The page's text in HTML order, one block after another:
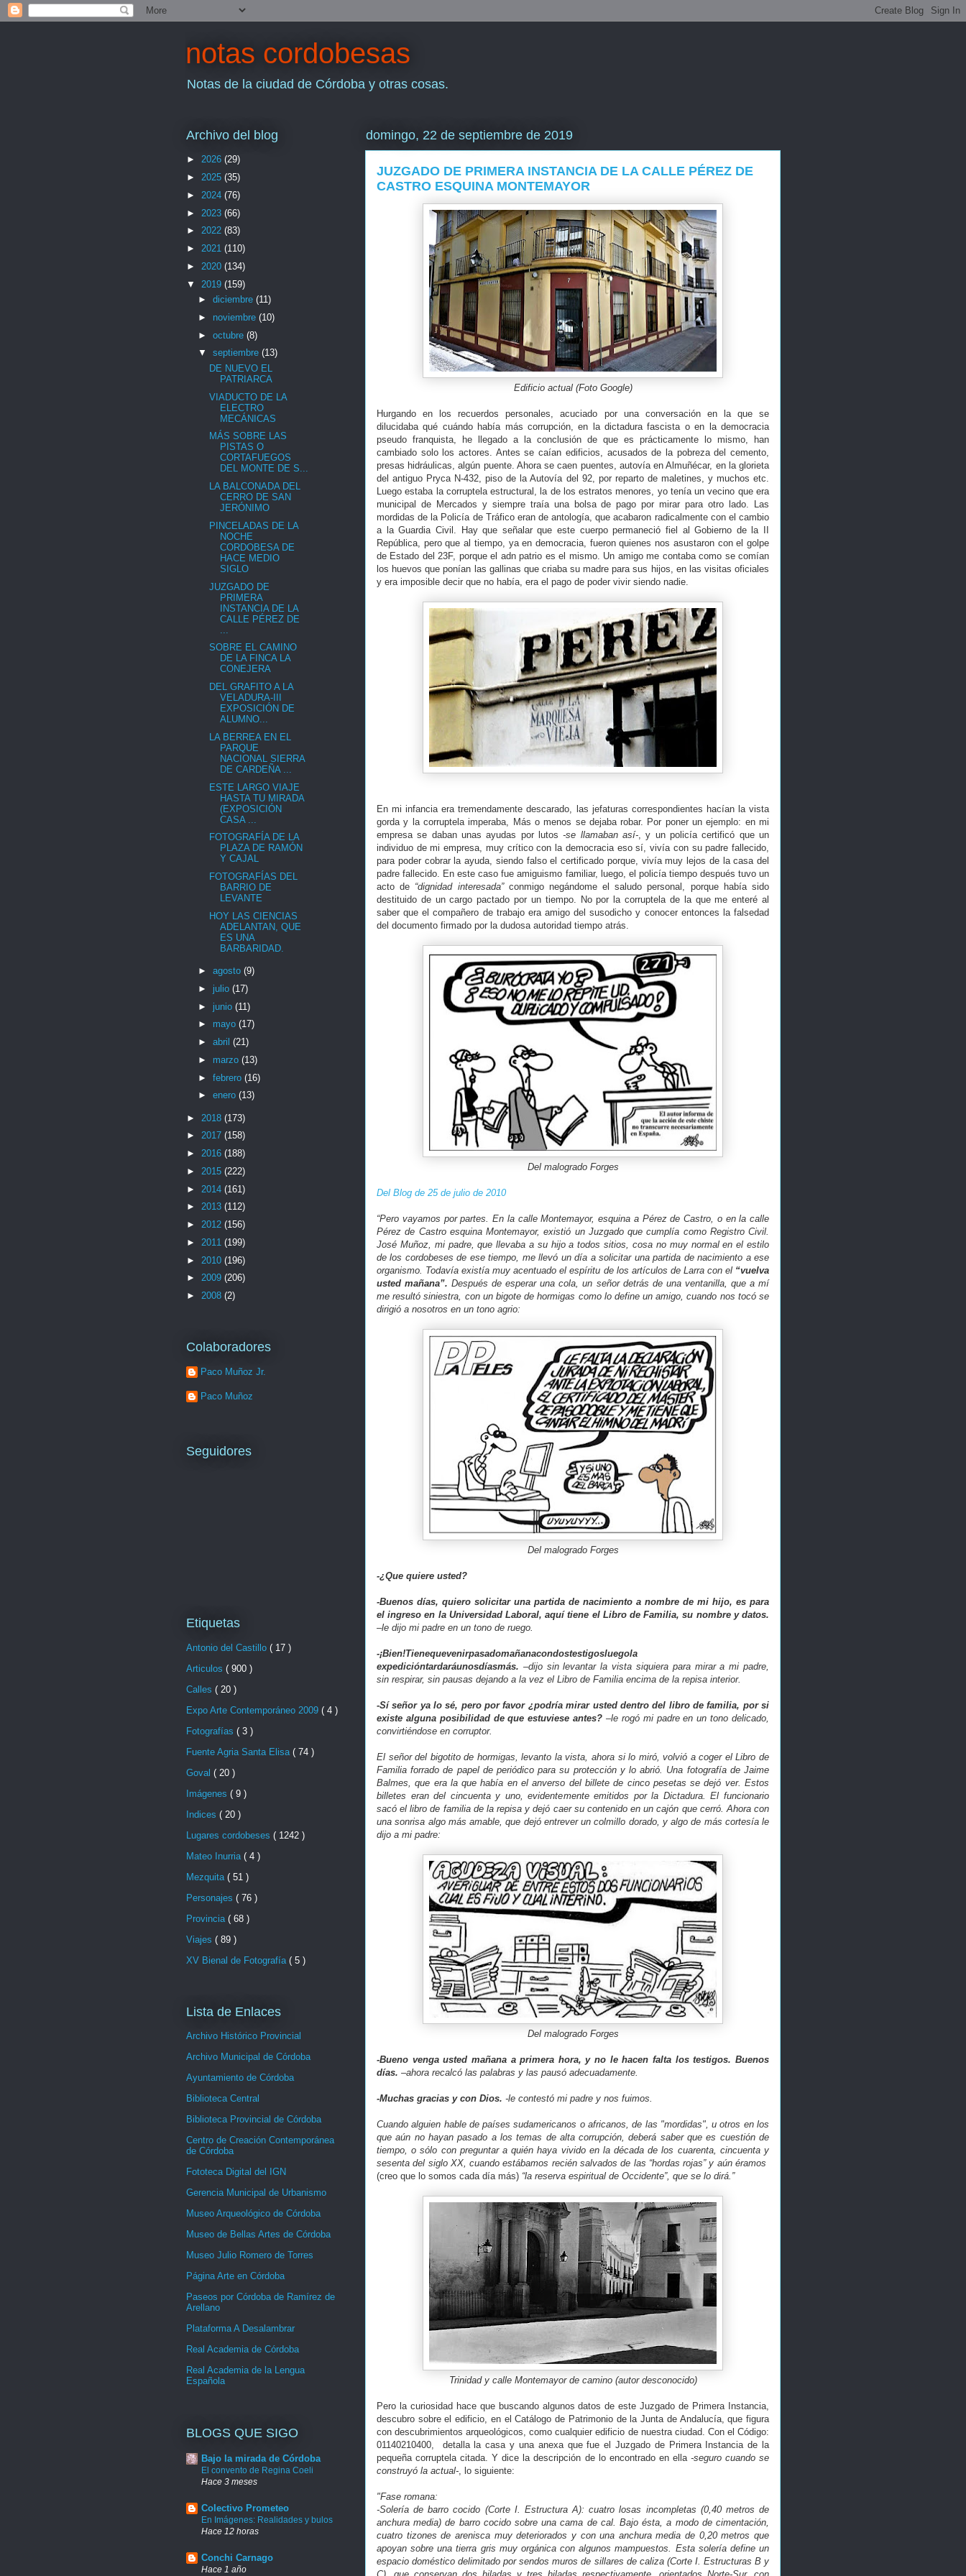
notas cordobesas
Notas de la ciudad de Córdoba y otras cosas.
domingo, 22 de septiembre de 2019
JUZGADO DE PRIMERA INSTANCIA DE LA CALLE PÉREZ DE
CASTRO ESQUINA MONTEMAYOR
Edificio actual (Foto Google)
Hurgando en los recuerdos personales, acuciado por una conversación en la que se
dilucidaba qué cuándo había más corrupción, en la dictadura fascista o en la democracia
pseudo franquista, he llegado a la conclusión de que es prácticamente lo mismo, han
cambiado solo los actores. Antes se caían edificios, acusados de la pobreza del cemento,
presas hidráulicas, algún puente. Ahora se caen puentes, autovía en Almuñécar, en la glorieta
del antiguo Pryca N-432, piso de la Autovía del 92, por reparto de maletines, y muchos etc.
Luego estaba la corruptela estructural, la de los estratos menores, yo tenía un vecino que era
municipal de Mercados y siempre traía una bolsa de pago por mirar para otro lado. Las
mordidas de la Policía de Tráfico eran de antología, que acabaron radicalmente con el cambio
a la Guardia Civil. Hay que señalar que este cuerpo permaneció fiel al Gobierno de la II
República, pero que al tiempo, ya en democracia, fueron quienes nos asustaron con el golpe
de Estado del 23F, porque el adn patrio es el mismo. Un amigo me contaba como se comían
los huevos que ponían las gallinas que criaba su madre para sus hijos, en las visitas oficiales
y era imposible decir que no había, era el pago de poder vivir siendo nadie.
En mi infancia era tremendamente descarado, las jefaturas correspondientes hacían la vista
gorda y la corruptela imperaba, Más o menos se dejaba robar. Por poner un ejemplo: en mi
empresa se daban unas ayudas por lutos-se llamaban así-, y un policía certificó que un
individuo de mi empresa, muy crítico con la democracia eso sí, vivía con su padre fallecido,
para poder cobrar la ayuda, siendo falso el certificado porque, vivía muy lejos de la casa del
padre fallecido. En este caso fue amiguismo familiar, luego, el policía tiempo después tuvo un
acto de “dignidad interesada”conmigo negándome el saludo personal, porque había sido
destituido de un cargo pactado por un tiempo. No por la corruptela de la que me enteré al
saber que el compañero de trabajo era amigo del susodicho y conocer entonces la falsedad
del documento firmado por la dudosa autoridad tiempo atrás.
Del malogrado Forges
Del Blog de 25 de julio de 2010
“Pero vayamos por partes. En la calle Montemayor, esquina a Pérez de Castro, o en la calle
Pérez de Castro esquina Montemayor, existió un Juzgado que cumplía como Registro Civil.
José Muñoz, mi padre, que llevaba a su hijo a todos sitios, cosa no muy normal en el estilo
de los cordobeses de ese tiempo, me llevó un día a solicitar una partida de nacimiento a ese
organismo. Todavía existía muy acentuado el espíritu de los artículos de Larra con el “vuelva
usted mañana”. Después de esperar una cola, un señor detrás de una ventanilla, que a mí
me resultó siniestra, con un bigote de hormigas como lo define un amigo, cuando nos tocó se
dirigió a nosotros en un tono agrio:
Del malogrado Forges
-¿Que quiere usted?
-Buenos días, quiero solicitar una partida de nacimiento a nombre de mi hijo, es para
el ingreso en la Universidad Laboral, aquí tiene el Libro de Familia, su nombre y datos.
–le dijo mi padre en un tono de ruego.
-¡Bien!Tienequevenirpasadomañanacondostestigosluegola
expedicióntardaráunosdíasmás. –dijo sin levantar la vista siquiera para mirar a mi padre,
sin respirar, sin pausas dejando a la vez el Libro de Familia encima de la repisa interior.
-Sí señor ya lo sé, pero por favor ¿podría mirar usted dentro del libro de familia, por si
existe alguna posibilidad de que estuviese antes? –le rogó mi padre en un tono delicado,
convirtiéndose en corruptor.
El señor del bigotito de hormigas, levanto la vista, ahora si lo miró, volvió a coger el Libro de
Familia forrado de papel de periódico para su protección y lo abrió. Una fotografía de Jaime
Balmes, que era la que había en el anverso del billete de cinco pesetas se dejó ver. Estos
billetes eran del cincuenta y uno, evidentemente emitidos por la Dictadura. El funcionario
sacó el libro de familia de la repisa y dejó caer su contenido en un cajón que cerró. Ahora con
una sonrisa algo más amable, que dejó entrever un colmillo dorado, y algo de más cortesía le
dijo a mi padre:
Del malogrado Forges
-Bueno venga usted mañana a primera hora, y no le hacen falta los testigos. Buenos
días. –ahora recalcó las palabras y las pausó adecuadamente.
-Muchas gracias y con Dios. -le contestó mi padre y nos fuimos.
Cuando alguien hable de países sudamericanos o africanos, de las "mordidas", u otros en los
que aún no hayan pasado a los temas de alta corrupción, deberá saber que es cuestión de
tiempo, o sólo con preguntar a quién haya vivido en la década de los cuarenta, cincuenta y
sesenta del siglo XX, cuando estábamos recién salvados de las “hordas rojas” y aún éramos
(creo que lo somos cada día más) “la reserva espiritual de Occidente”, que se lo dirá.”
Trinidad y calle Montemayor de camino (autor desconocido)
Pero la curiosidad hace que buscando algunos datos de este Juzgado de Primera Instancia,
descubro sobre el edificio, en el Catálogo de Patrimonio de la Junta de Andalucía, que figura
con descubrimientos arqueológicos, como cualquier edificio de nuestra ciudad. Con el Código:
01140210400, detalla la casa y una anexa que fue el Juzgado de Primera Instancia de la
pequeña corruptela citada. Y dice la descripción de lo encontrado en ella -seguro cuando se
construyó la actual-, lo siguiente:
"Fase romana:
-Solería de barro cocido (Corte I. Estructura A): cuatro losas incompletas (0,40 metros de
anchura media) de barro cocido sobre una cama de cal. Bajo ésta, a modo de cimentación,
cuatro tizones de arenisca muy deteriorados y con una anchura media de 0,20 metros que
apoyan sobre una tierra gris muy orgánica con algunos mampuestos. Esta solería define un
espacio doméstico delimitado por sendos muros de sillares de caliza (Corte I. Estructuras B y
Archivo del blog
► 2026 (29)
► 2025 (35)
► 2024 (76)
► 2023 (66)
► 2022 (83)
► 2021 (110)
► 2020 (134)
▼ 2019 (159)
► diciembre (11)
► noviembre (10)
► octubre (8)
▼ septiembre (13)
DE NUEVO EL
PATRIARCA
VIADUCTO DE LA
ELECTRO
MECÁNICAS
MÁS SOBRE LAS
PISTAS O
CORTAFUEGOS
DEL MONTE DE S...
LA BALCONADA DEL
CERRO DE SAN
JERÓNIMO
PINCELADAS DE LA
NOCHE
CORDOBESA DE
HACE MEDIO
SIGLO
JUZGADO DE
PRIMERA
INSTANCIA DE LA
CALLE PÉREZ DE
SOBRE EL CAMINO
DE LA FINCA LA
CONEJERA
DEL GRAFITO A LA
VELADURA-III
EXPOSICIÓN DE
ALUMNO...
LA BERREA EN EL
PARQUE
NACIONAL SIERRA
DE CARDEÑA ...
ESTE LARGO VIAJE
HASTA TU MIRADA
(EXPOSICIÓN
CASA ...
FOTOGRAFÍA DE LA
PLAZA DE RAMÓN
Y CAJAL
FOTOGRAFÍAS DEL
BARRIO DE
LEVANTE
HOY LAS CIENCIAS
ADELANTAN, QUE
ES UNA
BARBARIDAD.
► agosto (9)
► julio (17)
► junio (11)
► mayo (17)
► abril (21)
► marzo (13)
► febrero (16)
► enero (13)
► 2018 (173)
► 2017 (158)
► 2016 (188)
► 2015 (222)
► 2014 (161)
► 2013 (112)
► 2012 (156)
► 2011 (199)
► 2010 (196)
► 2009 (206)
► 2008 (2)
Colaboradores
Paco Muñoz Jr.
Paco Muñoz
Seguidores
Etiquetas
Antonio del Castillo ( 17 )
Articulos ( 900 )
Calles ( 20 )
Expo Arte Contemporáneo 2009 ( 4 )
Fotografías ( 3 )
Fuente Agria Santa Elisa ( 74 )
Goval ( 20 )
Imágenes ( 9 )
Indices ( 20 )
Lugares cordobeses ( 1242 )
Mateo Inurria ( 4 )
Mezquita ( 51 )
Personajes ( 76 )
Provincia ( 68 )
Viajes ( 89 )
XV Bienal de Fotografía ( 5 )
Lista de Enlaces
Archivo Histórico Provincial
Archivo Municipal de Córdoba
Ayuntamiento de Córdoba
Biblioteca Central
Biblioteca Provincial de Córdoba
Centro de Creación Contemporánea
de Córdoba
Fototeca Digital del IGN
Gerencia Municipal de Urbanismo
Museo Arqueológico de Córdoba
Museo de Bellas Artes de Córdoba
Museo Julio Romero de Torres
Página Arte en Córdoba
Paseos por Córdoba de Ramírez de
Arellano
Plataforma A Desalambrar
Real Academia de Córdoba
Real Academia de la Lengua
Española
BLOGS QUE SIGO
Bajo la mirada de Córdoba
El convento de Regina Coeli
Hace 3 meses
Colectivo Prometeo
En Imágenes: Realidades y bulos
Hace 12 horas
Conchi Carnago
Hace 1 año